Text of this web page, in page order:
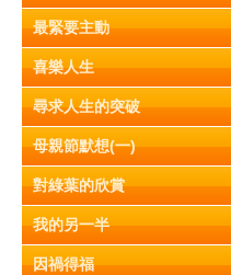
最緊要主動
喜樂人生
尋求人生的突破
母親節默想(一)
對綠葉的欣賞
我的另一半
因禍得福